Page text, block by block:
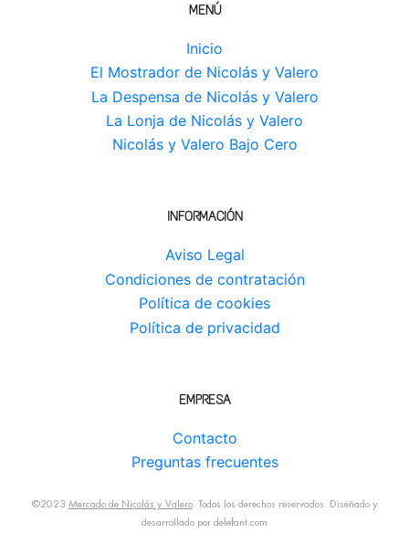
MENÚ
Inicio
El Mostrador de Nicolás y Valero
La Despensa de Nicolás y Valero
La Lonja de Nicolás y Valero
Nicolás y Valero Bajo Cero
INFORMACIÓN
Aviso Legal
Condiciones de contratación
Política de cookies
Política de privacidad
EMPRESA
Contacto
Preguntas frecuentes
©2023 Mercado de Nicolás y Valero. Todos los derechos reservados. Diseñado y
desarrollado pordelefant.com